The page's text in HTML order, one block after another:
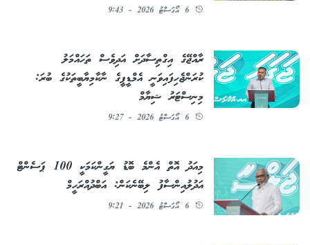
6 އޯގަސްޓު 2026 - 9:43
ރާއްޖޭގެ އިގްތިސާދަށް އަދިވެސް ތަހައްމަލު
ކުރަންޖެހިފައިވަނީ އެމްޑީޕީގެ ނާކާމިޔާބީތަކުގެ ބުރަ:
މިނިސްޓަރު ޝިޔާމް
6 އޯގަސްޓު 2026 - 9:27
މިއަދު އޮތް އެންމެ ބޮޑު ޔަގީންކަމަކީ 100 ޕަސެންޓް
އަދުލުއިންސާފު ލިބޭނެކަން: އަބްދުއްރަހީމް
6 އޯގަސްޓު 2026 - 9:21